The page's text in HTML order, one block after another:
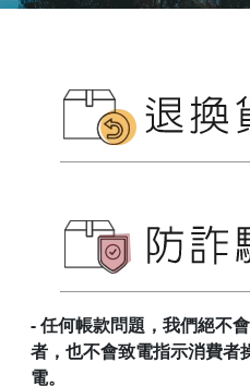
- 任何帳款問題，我們絕不
者，也不會致電指示消費者
電。